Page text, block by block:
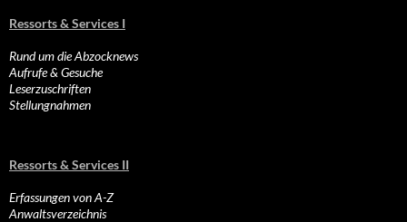
Ressorts & Services I
Rund um die Abzocknews
Aufrufe & Gesuche
Leserzuschriften
Stellungnahmen
Ressorts & Services II
Erfassungen von A-Z
Anwaltsverzeichnis